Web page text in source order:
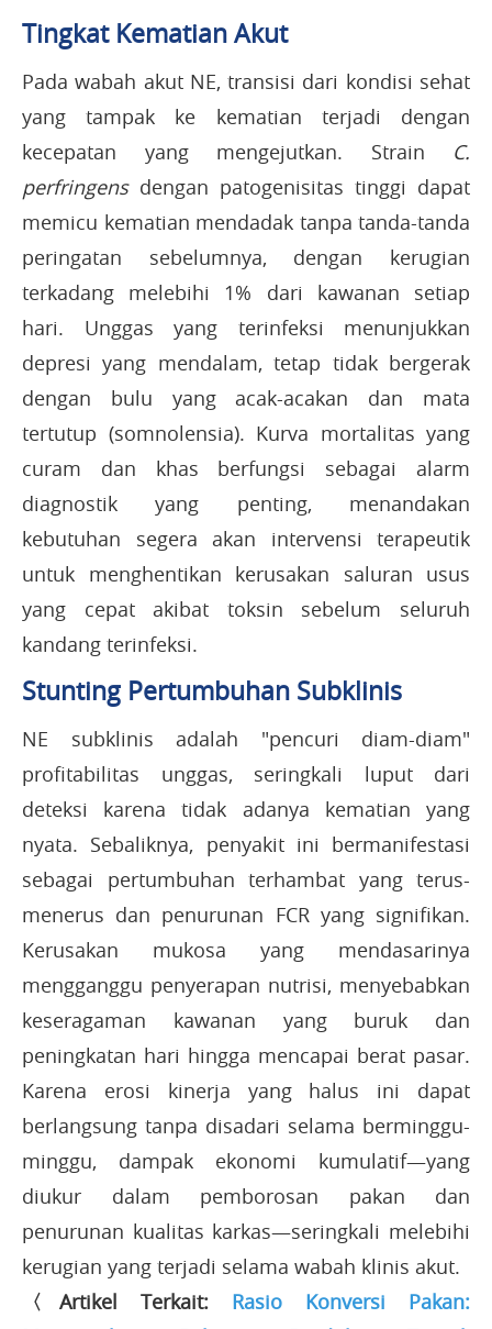
Tingkat Kematian Akut
Pada wabah akut NE, transisi dari kondisi sehat
yang tampak ke kematian terjadi dengan
kecepatan yang mengejutkan. Strain C.
perfringensdengan patogenisitas tinggi dapat
memicu kematian mendadak tanpa tanda-tanda
peringatan sebelumnya, dengan kerugian
terkadang melebihi 1% dari kawanan setiap
hari. Unggas yang terinfeksi menunjukkan
depresi yang mendalam, tetap tidak bergerak
dengan bulu yang acak-acakan dan mata
tertutup (somnolensia). Kurva mortalitas yang
curam dan khas berfungsi sebagai alarm
diagnostik yang penting, menandakan
kebutuhan segera akan intervensi terapeutik
untuk menghentikan kerusakan saluran usus
yang cepat akibat toksin sebelum seluruh
kandang terinfeksi.
Stunting Pertumbuhan Subklinis
NE subklinis adalah "pencuri diam-diam"
profitabilitas unggas, seringkali luput dari
deteksi karena tidak adanya kematian yang
nyata. Sebaliknya, penyakit ini bermanifestasi
sebagai pertumbuhan terhambat yang terus-
menerus dan penurunan FCR yang signifikan.
Kerusakan mukosa yang mendasarinya
mengganggu penyerapan nutrisi, menyebabkan
keseragaman kawanan yang buruk dan
peningkatan hari hingga mencapai berat pasar.
Karena erosi kinerja yang halus ini dapat
berlangsung tanpa disadari selama berminggu-
minggu, dampak ekonomi kumulatif—yang
diukur dalam pemborosan pakan dan
penurunan kualitas karkas—seringkali melebihi
kerugian yang terjadi selama wabah klinis akut.
〈Artikel Terkait: Rasio Konversi Pakan: